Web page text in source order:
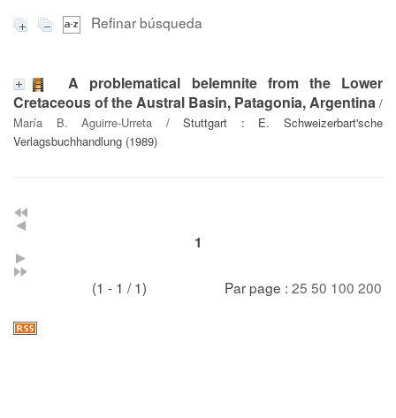
Refinar búsqueda
A problematical belemnite from the Lower
Cretaceous of the Austral Basin, Patagonia, Argentina /
María B. Aguirre-Urreta / Stuttgart : E. Schweizerbart'sche
Verlagsbuchhandlung (1989)
1
(1 - 1 / 1) Par page : 25 50 100 200